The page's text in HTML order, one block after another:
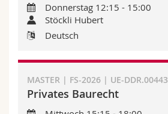
Math.-Nat. und Med. Fak.
Interfakultär
Mitarbeitende
Doktorierende
Webmail
Vorlesungsverzeichnis
MyUnifr
Donnerstag 12:15 - 15:00
Stöckli Hubert
Deutsch
MASTER | FS-2026 | UE-DDR.00443
Privates Baurecht